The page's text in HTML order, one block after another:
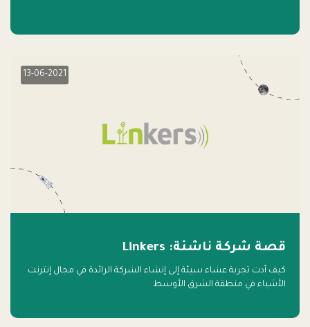
13-06-2021
قصة شركة ناشئة: Linkers
كيف أدت تجربة عشاء سيئة إلى إنشاء الشركة الرائدة في مجال إنترنت
الأشياء في منطقة الشرق الأوسط